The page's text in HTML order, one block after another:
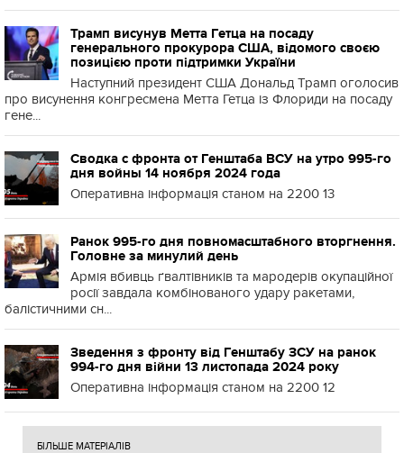
Трамп висунув Метта Гетца на посаду
генерального прокурора США, відомого своєю
позицією проти підтримки України
Наступний президент США Дональд Трамп оголосив
про висунення конгресмена Метта Гетца із Флориди на посаду
гене...
Сводка с фронта от Генштаба ВСУ на утро 995-го
дня войны 14 ноября 2024 года
Оперативна інформація станом на 2200 13
Ранок 995-го дня повномасштабного вторгнення.
Головне за минулий день
Армія вбивць ґвалтівників та мародерів окупаційної
росії завдала комбінованого удару ракетами,
балістичними сн...
Зведення з фронту від Генштабу ЗСУ на ранок
994-го дня війни 13 листопада 2024 року
Оперативна інформація станом на 2200 12
БІЛЬШЕ МАТЕРІАЛІВ